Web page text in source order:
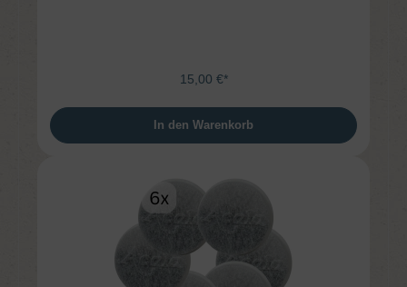
15,00 €*
In den Warenkorb